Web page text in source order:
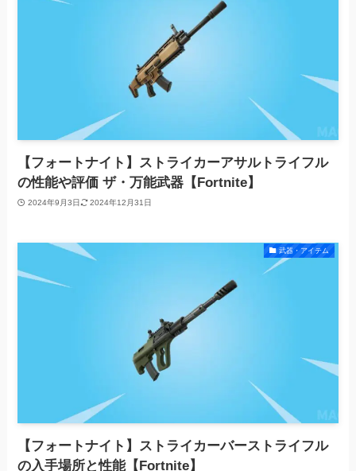
【フォートナイト】ストライカーアサルトライフル
の性能や評価 ザ・万能武器【Fortnite】
2024年9月3日 2024年12月31日
武器・アイテム
【フォートナイト】ストライカーバーストライフル
の入手場所と性能【Fortnite】